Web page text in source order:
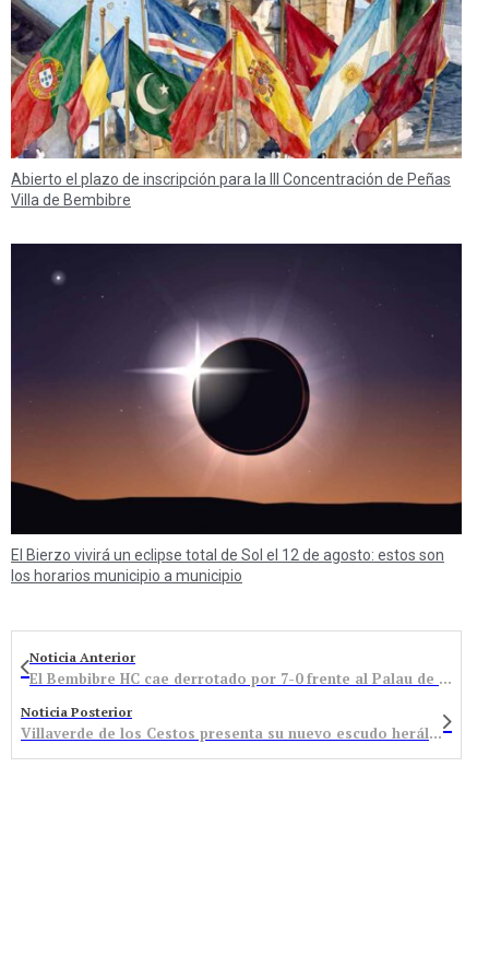
Abierto el plazo de inscripción para la III Concentración de Peñas
Villa de Bembibre
El Bierzo vivirá un eclipse total de Sol el 12 de agosto: estos son
los horarios municipio a municipio
Noticia Anterior
El Bembibre HC cae derrotado por 7-0 frente al Palau de Plegamans
Noticia Posterior
Villaverde de los Cestos presenta su nuevo escudo heráldico que refleja la esencia tradicional de la localidad